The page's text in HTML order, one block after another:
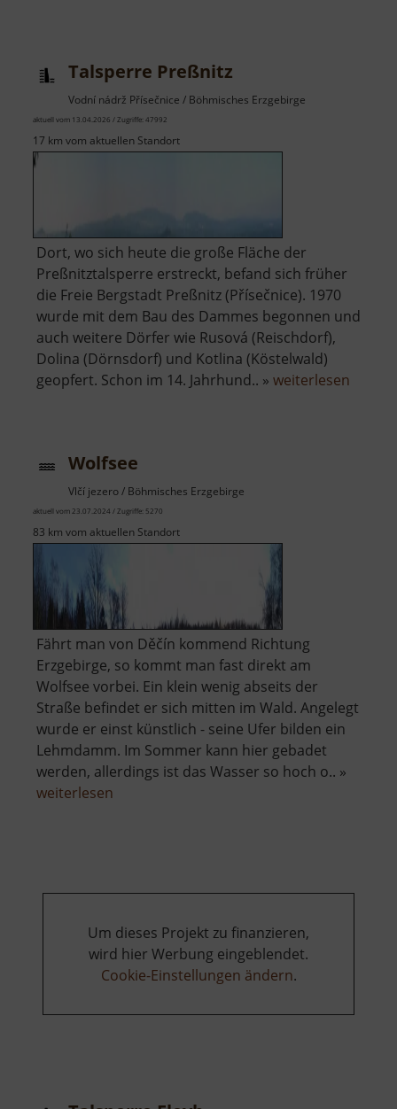
Talsperre Preßnitz
Vodní nádrž Přísečnice / Böhmisches Erzgebirge
aktuell vom 13.04.2026 / Zugriffe: 47992
17 km vom aktuellen Standort
Dort, wo sich heute die große Fläche der
Preßnitztalsperre erstreckt, befand sich früher
die Freie Bergstadt Preßnitz (Přísečnice). 1970
wurde mit dem Bau des Dammes begonnen und
auch weitere Dörfer wie Rusová (Reischdorf),
Dolina (Dörnsdorf) und Kotlina (Köstelwald)
geopfert. Schon im 14. Jahrhund.. » weiterlesen
Wolfsee
Vlčí jezero / Böhmisches Erzgebirge
aktuell vom 23.07.2024 / Zugriffe: 5270
83 km vom aktuellen Standort
Fährt man von Děčín kommend Richtung
Erzgebirge, so kommt man fast direkt am
Wolfsee vorbei. Ein klein wenig abseits der
Straße befindet er sich mitten im Wald. Angelegt
wurde er einst künstlich - seine Ufer bilden ein
Lehmdamm. Im Sommer kann hier gebadet
werden, allerdings ist das Wasser so hoch o.. »
weiterlesen
Um dieses Projekt zu finanzieren,
wird hier Werbung eingeblendet.
Cookie-Einstellungen ändern.